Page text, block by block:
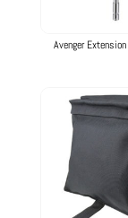
Avenger